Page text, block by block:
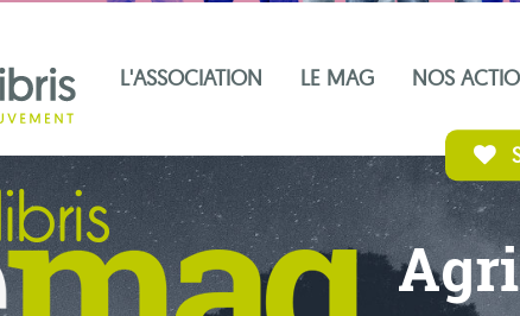
L'ASSOCIATION LE MAG NOS